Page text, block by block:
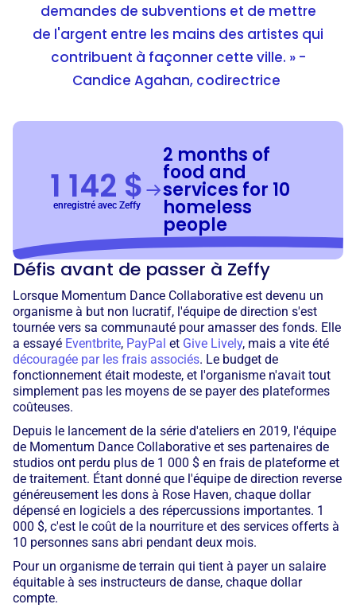
demandes de subventions et de mettre
de l'argent entre les mains des artistes qui
contribuent à façonner cette ville. » -
Candice Agahan, codirectrice
1 142 $
enregistré avec Zeffy
2 months of
food and
services for 10
homeless
people
Défis avant de passer à Zeffy
Lorsque Momentum Dance Collaborative est devenu un
organisme à but non lucratif, l'équipe de direction s'est
tournée vers sa communauté pour amasser des fonds. Elle
a essayé Eventbrite, PayPal et Give Lively, mais a vite été
découragée par les frais associés. Le budget de
fonctionnement était modeste, et l'organisme n'avait tout
simplement pas les moyens de se payer des plateformes
coûteuses.
Depuis le lancement de la série d'ateliers en 2019, l'équipe
de Momentum Dance Collaborative et ses partenaires de
studios ont perdu plus de 1 000 $ en frais de plateforme et
de traitement. Étant donné que l'équipe de direction reverse
généreusement les dons à Rose Haven, chaque dollar
dépensé en logiciels a des répercussions importantes. 1
000 $, c'est le coût de la nourriture et des services offerts à
10 personnes sans abri pendant deux mois.
Pour un organisme de terrain qui tient à payer un salaire
équitable à ses instructeurs de danse, chaque dollar
compte.